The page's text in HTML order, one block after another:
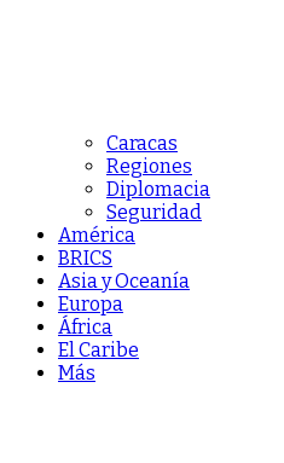
Caracas
Regiones
Diplomacia
Seguridad
América
BRICS
Asia y Oceanía
Europa
África
El Caribe
Más